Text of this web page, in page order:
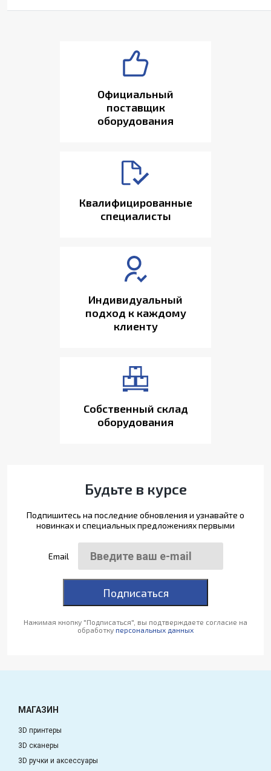
Официальный
поставщик
оборудования
Квалифицированные
специалисты
Индивидуальный
подход к каждому
клиенту
Собственный склад
оборудования
Будьте в курсе
Подпишитесь на последние обновления и узнавайте о
новинках и специальных предложениях первыми
Email
Подписаться
Нажимая кнопку "Подписаться", вы подтверждаете согласие на
обработку персональных данных
МАГАЗИН
3D принтеры
3D сканеры
3D ручки и аксессуары